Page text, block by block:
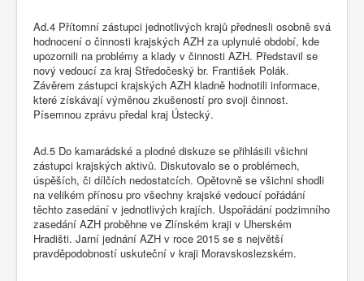
Ad.4 Přítomní zástupci jednotlivých krajů přednesli osobně svá
hodnocení o činnosti krajských AZH za uplynulé období, kde
upozornili na problémy a klady v činnosti AZH. Představil se
nový vedoucí za kraj Středočeský br. František Polák.
Závěrem zástupci krajských AZH kladně hodnotili informace,
které získávají výměnou zkušeností pro svoji činnost.
Písemnou zprávu předal kraj Ústecký.
Ad.5 Do kamarádské a plodné diskuze se přihlásili všichni
zástupci krajských aktivů. Diskutovalo se o problémech,
úspěších, či dílčích nedostatcích. Opětovně se všichni shodli
na velikém přínosu pro všechny krajské vedoucí pořádání
těchto zasedání v jednotlivých krajích. Uspořádání podzimního
zasedání AZH proběhne ve Zlínském kraji v Uherském
Hradišti. Jarní jednání AZH v roce 2015 se s největší
pravděpodobností uskuteční v kraji Moravskoslezském.